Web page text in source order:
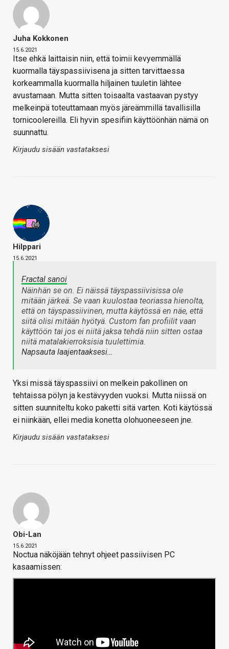
Juha Kokkonen
15.6.2021
Itse ehkä laittaisin niin, että toimii kevyemmällä
kuormalla täyspassiivisena ja sitten tarvittaessa
korkeammalla kuormalla hiljainen tuuletin lähtee
avustamaan. Mutta sitten toisaalta vastaavan pystyy
melkeinpä toteuttamaan myös järeämmillä tavallisilla
tornicoolereilla. Eli hyvin spesifiin käyttöönhän nämä on
suunnattu.
Kirjaudu sisään vastataksesi
Hilppari
15.6.2021
Fractal sanoi
Näinhän se on. Ei näissä täyspassiivisissa ole
mitään järkeä. Se vaan kuulostaa teoriassa hienolta,
että on täyspassiivinen, mutta käytössä en näe, että
siitä olisi mitään hyötyä. Custom fan profiilit vaan
käyttöön tai jos ei niitä jaksa tehdä niin sitten ostaa
niitä matalakierroksisia tuulettimia.
Napsauta laajentaaksesi…
Yksi missä täyspassiivi on melkein pakollinen on
tehtaissa pölyn ja kestävyyden vuoksi. Mutta niissä on
sitten suunniteltu koko paketti sitä varten. Koti käytössä
ei niinkään, ellei media konetta olohuoneeseen jne.
Kirjaudu sisään vastataksesi
Obi-Lan
15.6.2021
Noctua näköjään tehnyt ohjeet passiivisen PC
kasaamissen: